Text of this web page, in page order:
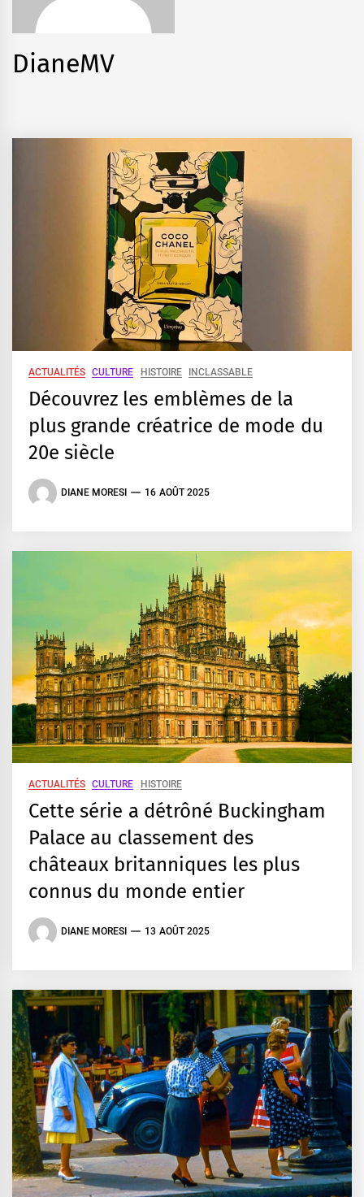
DianeMV
ACTUALITÉS CULTURE HISTOIRE INCLASSABLE
Découvrez les emblèmes de la
plus grande créatrice de mode du
20e siècle
DIANE MORESI 16 AOÛT 2025
ACTUALITÉS CULTURE HISTOIRE
Cette série a détrôné Buckingham
Palace au classement des
châteaux britanniques les plus
connus du monde entier
DIANE MORESI 13 AOÛT 2025